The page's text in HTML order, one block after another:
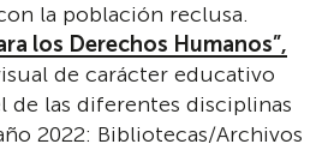
la población reclusa.
los Derechos Humanos”,
de carácter educativo
de las diferentes disciplinas
2022: Bibliotecas/Archivos